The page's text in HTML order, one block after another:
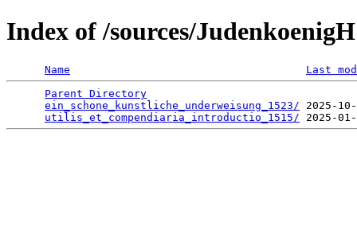
Index of /sources/JudenkoenigH
Name
Last
Parent Directory
ein_schone_kunstliche_underweisung_1523/ 2025-
utilis_et_compendiaria_introductio_1515/